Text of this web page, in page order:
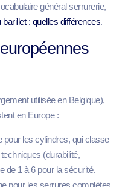
général serrurerie,
: quelles différences.
utilisée en Belgique),
en Europe :
les cylindres, qui classe
(durabilité,
de 1 à 6 pour la sécurité.
pour les serrures complètes,